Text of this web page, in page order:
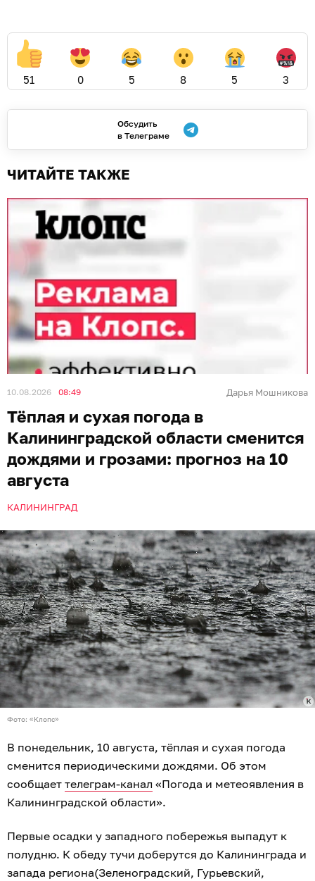
51 0 5 8 5 3
Обсудить
в Телеграме
ЧИТАЙТЕ ТАКЖЕ
10.08.2026 08:49 Дарья Мошникова
Тёплая и сухая погода в
Калининградской области сменится
дождями и грозами: прогноз на 10
августа
КАЛИНИНГРАД
Фото: «Клопс»
В понедельник, 10 августа, тёплая и сухая погода
сменится периодическими дождями. Об этом
сообщает телеграм-канал «Погода и метеоявления в
Калининградской области».
Первые осадки у западного побережья выпадут к
полудню. К обеду тучи доберутся до Калининграда и
запада региона(Зеленоградский, Гурьевский,